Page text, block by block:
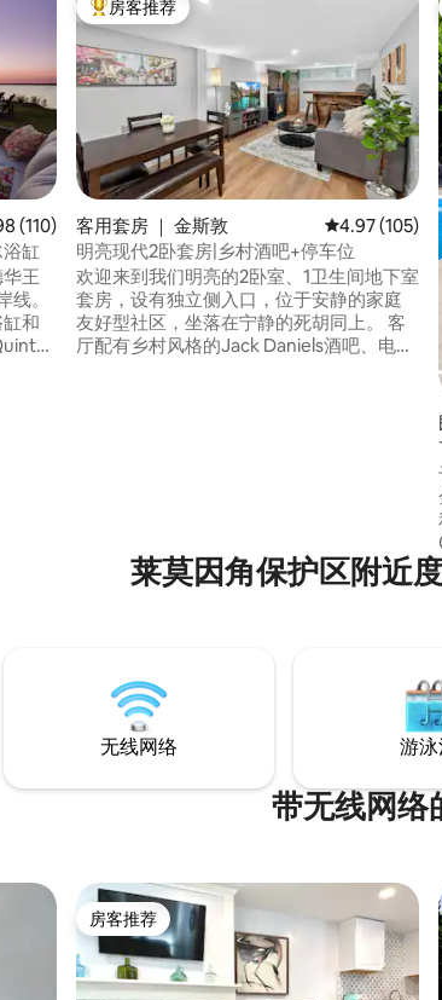
分 4.98 分（满分 5 分），共 110 条评价
(110)
缸
王
。
和
热门「房客推荐」
房客推荐
客用套房 ｜ 金斯敦 平均评分 4.97
4.97 (105)
明亮现代2卧套房|乡村酒吧+停车位
欢迎来到我们明亮的2卧室、1卫生间地下室
套房，设有独立侧入口，位于安静的家庭
友好型社区，坐落在宁静的死胡同上。 客
厅配有乡村风格的Jack Daniels酒吧、电壁
莱莫因角保护区附近
无线网络 游
带无线网络
房客推荐
房客推荐